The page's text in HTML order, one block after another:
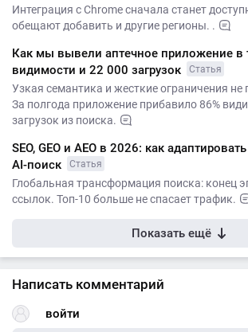
Интеграция с Chrome сначала станет
обещают добавить и другие регионы. .
Как мы вывели аптечное приложение в
видимости и 22 000 загрузок
Статья
Узкая семантика и жесткие ограничения не
За полгода приложение прибавило 86%
загрузок из поиска.
SEO, GEO и AEO в 2026: как
AI-поиск
Статья
Глобальная трансформация поиска: конец
ссылок. Топ-10 больше не спасает трафик.
Показать ещё
Написать комментарий
войти